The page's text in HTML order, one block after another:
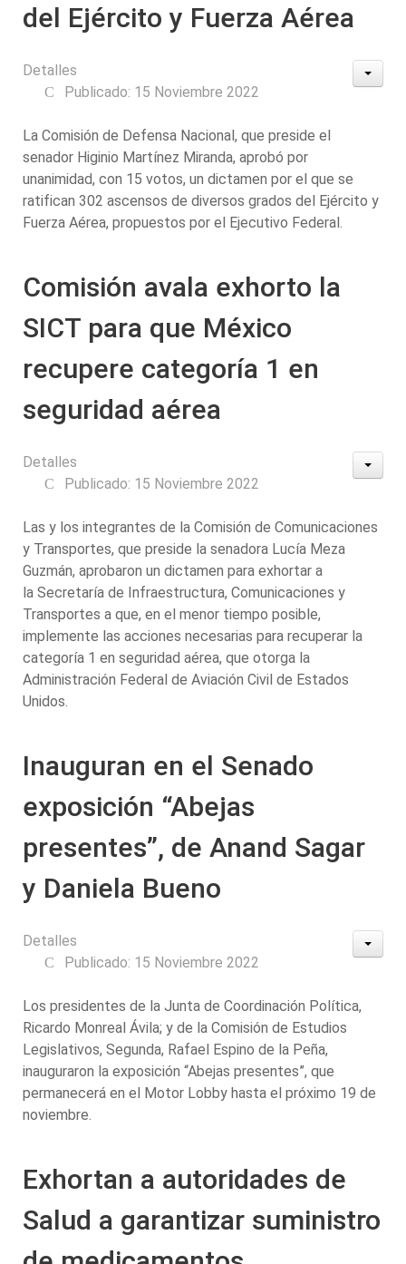
del Ejército y Fuerza Aérea
Detalles
Publicado: 15 Noviembre 2022
La Comisión de Defensa Nacional, que preside el
senador Higinio Martínez Miranda, aprobó por
unanimidad, con 15 votos, un dictamen por el que se
ratifican 302 ascensos de diversos grados del Ejército y
Fuerza Aérea, propuestos por el Ejecutivo Federal.
Comisión avala exhorto la
SICT para que México
recupere categoría 1 en
seguridad aérea
Detalles
Publicado: 15 Noviembre 2022
Las y los integrantes de la Comisión de Comunicaciones
y Transportes, que preside la senadora Lucía Meza
Guzmán, aprobaron un dictamen para exhortar a
la Secretaría de Infraestructura, Comunicaciones y
Transportes a que, en el menor tiempo posible,
implemente las acciones necesarias para recuperar la
categoría 1 en seguridad aérea, que otorga la
Administración Federal de Aviación Civil de Estados
Unidos.
Inauguran en el Senado
exposición “Abejas
presentes”, de Anand Sagar
y Daniela Bueno
Detalles
Publicado: 15 Noviembre 2022
Los presidentes de la Junta de Coordinación Política,
Ricardo Monreal Ávila; y de la Comisión de Estudios
Legislativos, Segunda, Rafael Espino de la Peña,
inauguraron la exposición “Abejas presentes”, que
permanecerá en el Motor Lobby hasta el próximo 19 de
noviembre.
Exhortan a autoridades de
Salud a garantizar suministro